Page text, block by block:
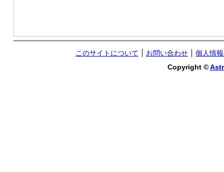
このサイトについて お問い合わせ
個人情
Copyright ©